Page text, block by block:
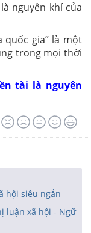
nguyên khí của
quốc gia” là một
trong mọi thời
tài là nguyên
hội siêu ngắn
luận xã hội - Ngữ